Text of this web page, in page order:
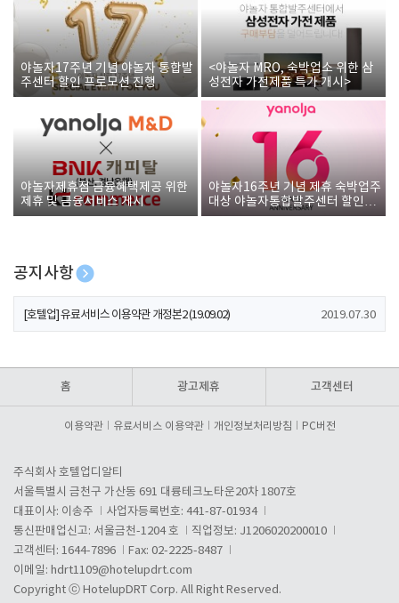
야놀자17주년 기념 야놀자 통합발
주센터 할인 프로모션 진행
<야놀자 MRO, 숙박업소 위한 삼
성전자 가전제품 특가 개시>
야놀자제휴점 금융혜택제공 위한
제휴 및 금융서비스 게시
야놀자16주년 기념 제휴 숙박업주
대상 야놀자통합발주센터 할인쿠
폰 증정
공지사항
[호텔업] 개인정보 처리방침 개정본1 (19.09.02)
[호텔업] 유료서비스 이용약관 개정본2 (19.09.02) 2019.07.30
홈 광고제휴 고객센터
이용약관 유료서비스 이용약관 개인정보처리방침 PC버전
주식회사 호텔업디알티
서울특별시 금천구 가산동 691 대륭테크노타운20차 1807호
대표이사: 이송주
사업자등록번호: 441-87-01934
통신판매업신고: 서울금천-1204 호
직업정보: J1206020200010
고객센터: 1644-7896
Fax: 02-2225-8487
이메일: hdrt1109@hotelupdrt.com
Copyright ⓒ HotelupDRT Corp. All Right Reserved.